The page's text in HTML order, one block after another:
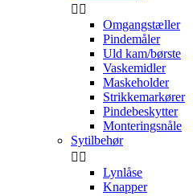
 
Omgangstæller
Pindemåler
Uld kam/børste
Vaskemidler
Maskeholder
Strikkemarkører
Pindebeskytter
Monteringsnåle
Sytilbehør
 
Lynlåse
Knapper